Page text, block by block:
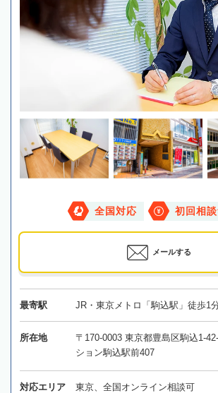
全国対応 初回相
メールする
最寄駅 JR・東京メトロ「駒込駅」徒歩1
所在地
〒170-0003 東京都豊島区駒込1-
ション駒込駅前407
対応エリア 東京、全国オンライン相談可